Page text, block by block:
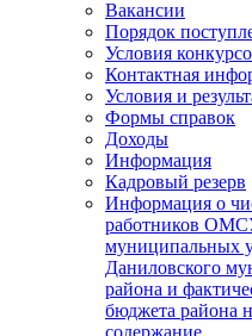
Вакансии
Порядок
Условия
Контактная
Условия и
Формы справок
Доходы
Информация
Кадровый резерв
Информация о
работников
муниципальных
Даниловского
района и
бюджета района
содержание